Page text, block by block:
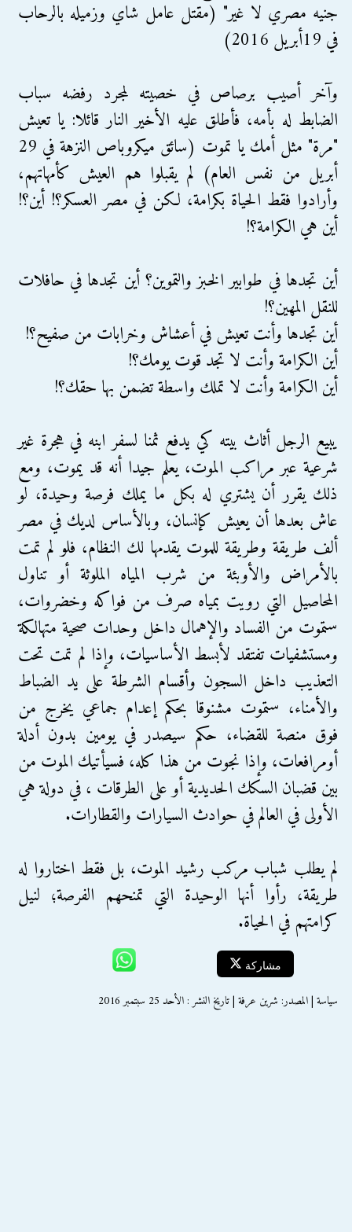
جنيه مصري لا غير" (مقتل عامل شاي وزميله بالرحاب
في 19أبريل 2016)
وآخر أصيب برصاص في خصيته لمجرد رفضه سباب
الضابط له بأمه، فأطلق عليه الأخير النار قائلا: يا تعيش
"مرة" مثل أمك يا تموت (سائق ميكروباص النزهة في 29
أبريل من نفس العام) لم يقبلوا هم العيش كأمهاتهم،
وأرادوا فقط الحياة بكرامة، لكن في مصر العسكر؟! أين؟!
أين هي الكرامة؟!
أين تجدها في طوابير الخبز والتموين؟ أين تجدها في حافلات
للنقل المهين؟!
أين تجدها وأنت تعيش في أعشاش وخرابات من صفيح؟!
أين الكرامة وأنت لا تجد قوت يومك؟!
أين الكرامة وأنت لا تملك واسطة تضمن بها حقك؟!
يبيع الرجل أثاث بيته كي يدفع ثمنا لسفر ابنه في هجرة غير
شرعية عبر مراكب الموت، يعلم جيدا أنه قد يموت، ومع
ذلك يقرر أن يشتري له بكل ما يملك فرصة وحيدة، لو
عاش بعدها أن يعيش كإنسان، وبالأساس لديك في مصر
ألف طريقة وطريقة للموت يقدمها لك النظام، فلو لم تمت
بالأمراض والأوبئة من شرب المياه الملوثة أو تناول
المحاصيل التي رويت بمياه صرف من فواكه وخضروات،
ستموت من الفساد والإهمال داخل وحدات صحية متهالكة
ومستشفيات تفتقد لأبسط الأساسيات، وإذا لم تمت تحت
التعذيب داخل السجون وأقسام الشرطة على يد الضباط
والأمناء، ستموت مشنوقا بحكم إعدام جماعي يخرج من
فوق منصة للقضاء، حكم سيصدر في يومين بدون أدلة
أومرافعات، وإذا نجوت من هذا كله، فسيأتيك الموت من
بين قضبان السكك الحديدية أو على الطرقات ، في دولة هي
الأولى في العالم في حوادث السيارات والقطارات.
لم يطلب شباب مركب رشيد الموت، بل فقط اختاروا له
طريقة، رأوا أنها الوحيدة التي تمنحهم الفرصة؛ لنيل
كرامتهم في الحياة.
مشاركة
سياسة | المصدر: شرين عرفة | تاريخ النشر : الأحد 25 سبتمبر 2016